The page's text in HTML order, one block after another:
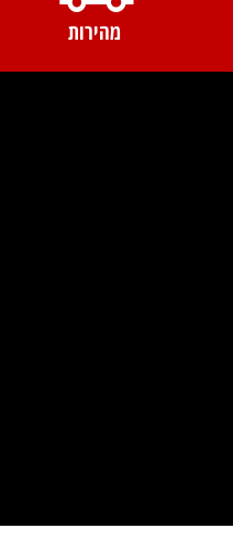
מהירות